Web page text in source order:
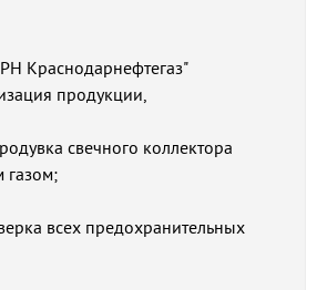
Краснодарнефтегаз"
продукции,
свечного коллектора
газом;
всех предохранительных